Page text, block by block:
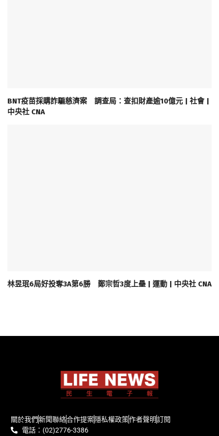
BNT疫苗採購詐騙慈濟案 調查局：查扣財產逾10億元 | 社會 |
中央社 CNA
林昱珉6局好投奪3A第6勝 鄭宗哲3度上壘 | 運動 | 中央社 CNA
關於我們新聞聯絡合作提案隱私權政策作者聲明訂閱
電話：(02)2776-3386